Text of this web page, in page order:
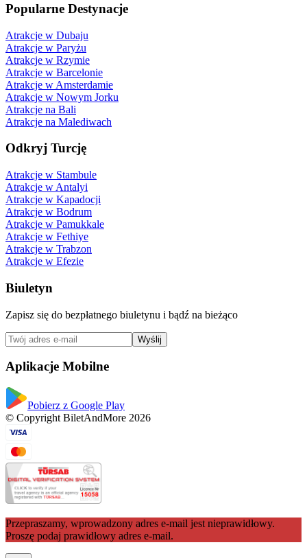
Popularne Destynacje
Atrakcje w Dubaju
Atrakcje w Paryżu
Atrakcje w Rzymie
Atrakcje w Barcelonie
Atrakcje w Amsterdamie
Atrakcje w Nowym Jorku
Atrakcje na Bali
Atrakcje na Malediwach
Odkryj Turcję
Atrakcje w Stambule
Atrakcje w Antalyi
Atrakcje w Kapadocji
Atrakcje w Bodrum
Atrakcje w Pamukkale
Atrakcje w Fethiye
Atrakcje w Trabzon
Atrakcje w Efezie
Biuletyn
Zapisz się do bezpłatnego biuletynu i bądź na bieżąco
Wyślij
Aplikacje Mobilne
Pobierz z Google Play
© Copyright BiletAndMore 2026
Przepraszamy, wprowadzony adres e-mail jest nieprawidłowy.
Proszę podaj prawidłowy adres e-mail.